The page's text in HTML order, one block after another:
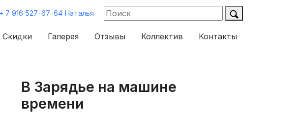
7 916 527-67-64 Наталья
Скидки Галерея Отзывы Коллектив Контакты
В Зарядье на машине
времени